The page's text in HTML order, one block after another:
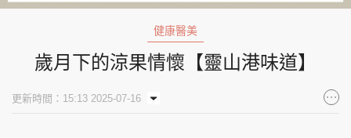
玄學靈異 東周專欄
健康醫美
歲月下的涼果情懷【靈山港味道】
更新時間：15:13 2025-07-16